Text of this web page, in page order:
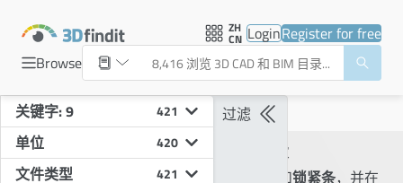
Browse
ZH
CN LoginRegister for free
关键字: 9 421
单位 420
文件类型 421
过滤
S. Pross
S. Pross CAD产品目录
选择S. Pross有限公司的 和锁紧条，并在